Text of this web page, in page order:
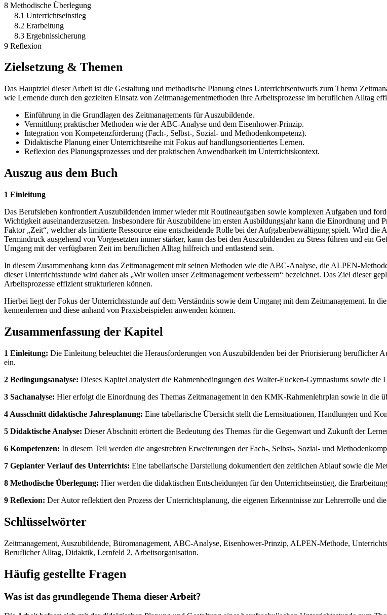
8 Methodische Überlegung
8.1 Unterrichtseinstieg
8.2 Erarbeitung
8.3 Ergebnissicherung
9 Reflexion
Zielsetzung & Themen
Das Hauptziel dieser Arbeit ist die Gestaltung und methodische Planung eines Unterrichtsentwurfs zum Thema
wie Lernende durch den gezielten Einsatz von Zeitmanagementmethoden ihre Arbeitsprozesse im beruflichen Alltag
Einführung in die Grundlagen des Zeitmanagements für Auszubildende.
Vermittlung praktischer Methoden wie der ABC-Analyse und dem Eisenhower-Prinzip.
Integration von Kompetenzförderung (Fach-, Selbst-, Sozial- und Methodenkompetenz).
Didaktische Planung einer Unterrichtsreihe mit Fokus auf handlungsorientiertes Lernen.
Reflexion des Planungsprozesses und der praktischen Anwendbarkeit im Unterrichtskontext.
Auszug aus dem Buch
1 Einleitung
Das Berufsleben konfrontiert Auszubildenden immer wieder mit Routineaufgaben sowie komplexen Aufgaben und
Wichtigkeit auseinanderzusetzen. Insbesondere für Auszubildene im ersten Ausbildungsjahr kann die Einordnung
Faktor „Zeit“, welcher als limitierte Ressource eine entscheidende Rolle bei der Aufgabenbewältigung spielt. Wird
Termindruck ausgehend von Vorgesetzten immer stärker, kann das bei den Auszubildenden zu Stress führen und ein
Umgang mit der verfügbaren Zeit im beruflichen Alltag hilfreich und entlastend sein.
In diesem Zusammenhang kann das Zeitmanagement mit seinen Methoden wie die ABC-Analyse, die ALPEN-
dieser Unterrichtsstunde wird daher als „Wir wollen unser Zeitmanagement verbessern“ bezeichnet. Das Ziel dieser
Arbeitsprozesse effizient strukturieren können.
Hierbei liegt der Fokus der Unterrichtsstunde auf dem Verständnis sowie dem Umgang mit dem Zeitmanagement. In
kennenlernen und diese anhand von Praxisbeispielen anwenden können.
Zusammenfassung der Kapitel
1 Einleitung: Die Einleitung beleuchtet die Herausforderungen von Auszubildenden bei der Priorisierung beruflicher
ein.
2 Bedingungsanalyse: Dieses Kapitel analysiert die Rahmenbedingungen des Walter-Eucken-Gymnasiums sowie
3 Sachanalyse: Hier erfolgt die Einordnung des Themas Zeitmanagement in den KMK-Rahmenlehrplan sowie in die
4 Ausschnitt didaktische Jahresplanung: Eine tabellarische Übersicht stellt die Lernsituationen, Handlungen und
5 Didaktische Analyse: Dieser Abschnitt erörtert die Bedeutung des Themas für die Gegenwart und Zukunft der
6 Kompetenzen: In diesem Teil werden die angestrebten Erweiterungen der Fach-, Selbst-, Sozial- und
7 Geplanter Verlauf des Unterrichts: Eine tabellarische Darstellung dokumentiert den zeitlichen Ablauf sowie die
8 Methodische Überlegung: Hier werden die didaktischen Entscheidungen für den Unterrichtseinstieg, die
9 Reflexion: Der Autor reflektiert den Prozess der Unterrichtsplanung, die eigenen Erkenntnisse zur Lehrerrolle und
Schlüsselwörter
Zeitmanagement, Auszubildende, Büromanagement, ABC-Analyse, Eisenhower-Prinzip, ALPEN-Methode,
Beruflicher Alltag, Didaktik, Lernfeld 2, Arbeitsorganisation.
Häufig gestellte Fragen
Was ist das grundlegende Thema dieser Arbeit?